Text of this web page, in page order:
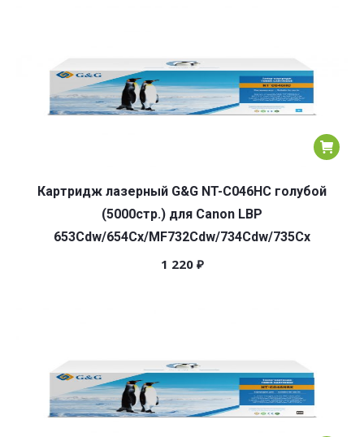
Картридж лазерный G&G NT-C046HC голубой
(5000стр.) для Canon LBP
653Cdw/654Cx/MF732Cdw/734Cdw/735Cx
1 220 ₽